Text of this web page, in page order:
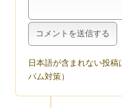
日本語が含まれない投
パム対策）